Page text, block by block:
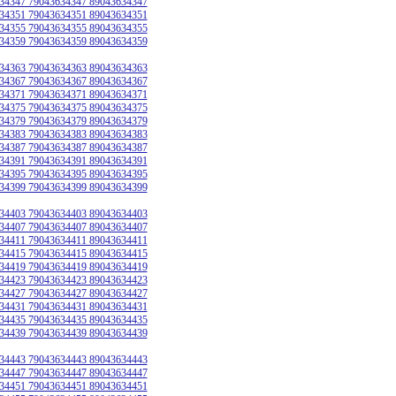
79043634351 89043634351
79043634355 89043634355
79043634359 89043634359
79043634363 89043634363
79043634367 89043634367
79043634371 89043634371
79043634375 89043634375
79043634379 89043634379
79043634383 89043634383
79043634387 89043634387
79043634391 89043634391
79043634395 89043634395
79043634399 89043634399
79043634403 89043634403
79043634407 89043634407
79043634411 89043634411
79043634415 89043634415
79043634419 89043634419
79043634423 89043634423
79043634427 89043634427
79043634431 89043634431
79043634435 89043634435
79043634439 89043634439
79043634443 89043634443
79043634447 89043634447
79043634451 89043634451